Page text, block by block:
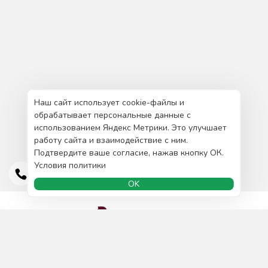
Наш сайт использует cookie-файлы и
обрабатывает персональные данные с
использованием Яндекс Метрики. Это улучшает
работу сайта и взаимодействие с ним.
Подтвердите ваше согласие, нажав кнопку ОК.
Условия политики
OK